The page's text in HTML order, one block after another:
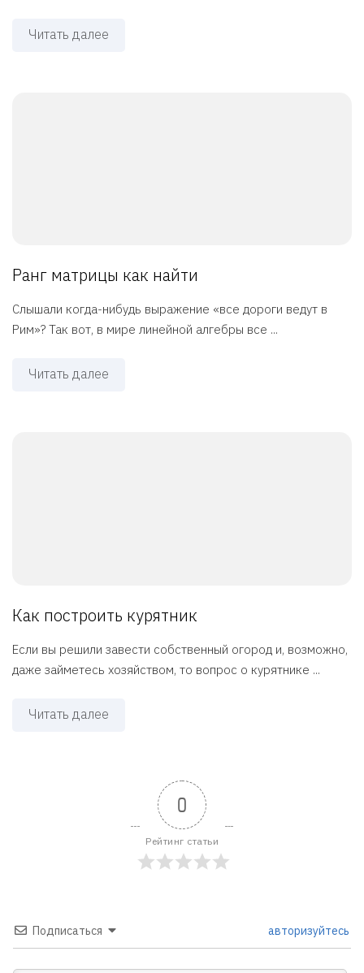
Читать далее
Ранг матрицы как найти
Слышали когда-нибудь выражение «все дороги ведут в
Рим»? Так вот, в мире линейной алгебры все ...
Читать далее
Как построить курятник
Если вы решили завести собственный огород и, возможно,
даже займетесь хозяйством, то вопрос о курятнике ...
Читать далее
0
Рейтинг статьи
Подписаться авторизуйтесь